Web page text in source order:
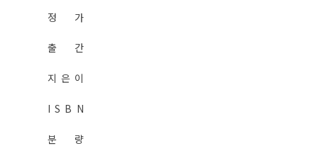
정 가
출 간
지 은 이
I S B N
분 량